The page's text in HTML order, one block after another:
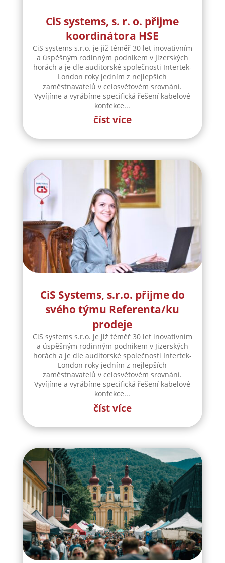
CiS systems, s. r. o. přijme
koordinátora HSE
CiS systems s.r.o. je již téměř 30 let inovativním
a úspěšným rodinným podnikem v Jizerských
horách a je dle auditorské společnosti Intertek-
London roky jedním z nejlepších
zaměstnavatelů v celosvětovém srovnání.
Vyvíjíme a vyrábíme specifická řešení kabelové
konfekce...
číst více
CiS Systems, s.r.o. přijme do
svého týmu Referenta/ku
prodeje
CiS systems s.r.o. je již téměř 30 let inovativním
a úspěšným rodinným podnikem v Jizerských
horách a je dle auditorské společnosti Intertek-
London roky jedním z nejlepších
zaměstnavatelů v celosvětovém srovnání.
Vyvíjíme a vyrábíme specifická řešení kabelové
konfekce...
číst více